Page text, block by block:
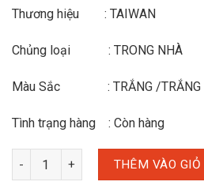
Thương hiệu : TAIWAN
Chủng loại : TRONG NHÀ
Màu Sắc : TRẮNG /TRẮNG
Tình trạng hàng : Còn hàng
THÊM VÀO GIỎ